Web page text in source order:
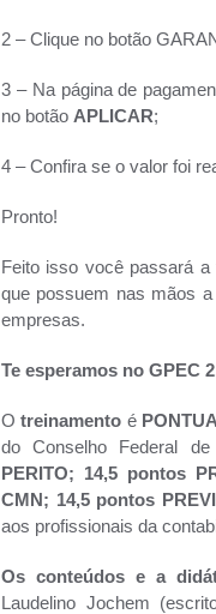
2 – Clique no botão
3 – Na página de
no botão APLICAR;
4 – Confira se o valor foi
Pronto!
Feito isso você passará a
que possuem nas mãos
empresas.
Te esperamos no GPEC
Otreinamento é
do Conselho Federal de
PERITO; 14,5 pontos
CMN; 14,5 pontos
aos profissionais da
Os conteúdos e a
Laudelino Jochem